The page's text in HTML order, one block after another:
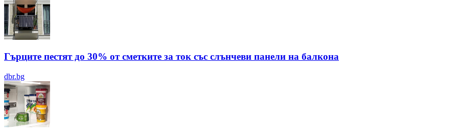
Гърците пестят до 30% от сметките за ток със слънчеви панели на балкона
dbr.bg